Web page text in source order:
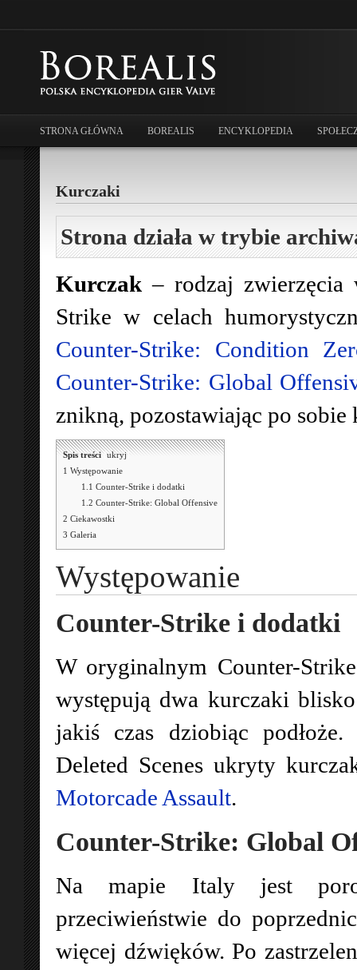
STRONA GŁÓWNA BOREALIS ENCYKLOPEDIA
Kurczaki
Strona działa w trybie
Kurczak – rodzaj zwierzęcia
Strike w celach
Counter-Strike: Condition
Counter-Strike: Global
znikną, pozostawiając po
Spis treści [ukryj]
1 Występowanie
1.1 Counter-Strike i dodatki
1.2 Counter-Strike: Global Offensive
2 Ciekawostki
3 Galeria
Występowanie
Counter-Strike i dodatki
W oryginalnym Counter-
występują dwa kurczaki
jakiś czas dziobiąc
Deleted Scenes ukryty
Motorcade Assault.
Counter-Strike: Global
Na mapie Italy jest
przeciwieństwie do
więcej dźwięków. Po